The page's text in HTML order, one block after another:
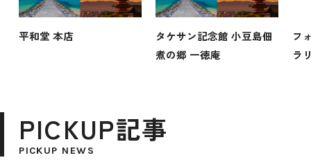
平和堂 本店
タケサン記念館 小豆島佃
煮の郷 一徳庵
フ
ラ
PICKUP記事
PICKUP NEWS